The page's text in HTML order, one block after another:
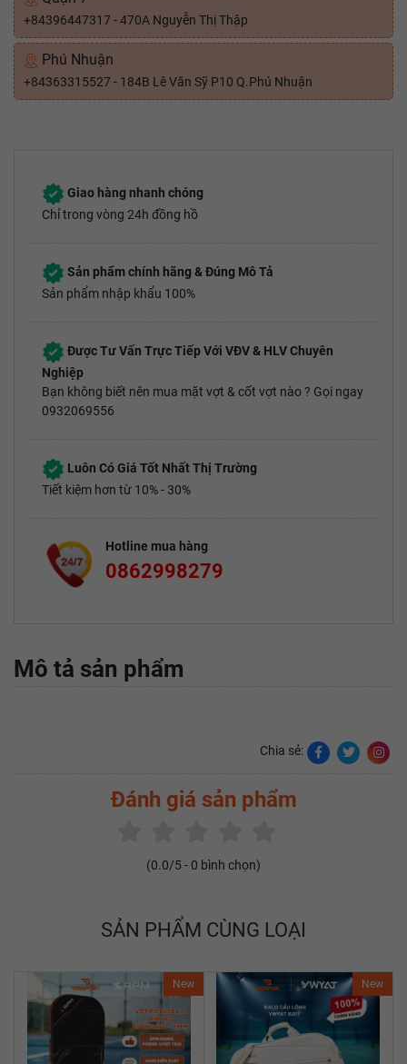
+84396447317 - 470A Nguyễn Thị Thập
Phú Nhuận
+84363315527 - 184B Lê Văn Sỹ P10 Q.Phú Nhuận
Giao hàng nhanh chóng
Chỉ trong vòng 24h đồng hồ
Sản phẩm chính hãng & Đúng Mô Tả
Sản phẩm nhập khẩu 100%
Được Tư Vấn Trực Tiếp Với VĐV & HLV Chuyên
Nghiệp
Bạn không biết nên mua mặt vợt & cốt vợt nào ? Gọi ngay
0932069556
Luôn Có Giá Tốt Nhất Thị Trường
Tiết kiệm hơn từ 10% - 30%
Hotline mua hàng
0862998279
Mô tả sản phẩm
Chia sẻ:
Đánh giá sản phẩm
(0.0/5 - 0 bình chọn)
SẢN PHẨM CÙNG LOẠI
New New